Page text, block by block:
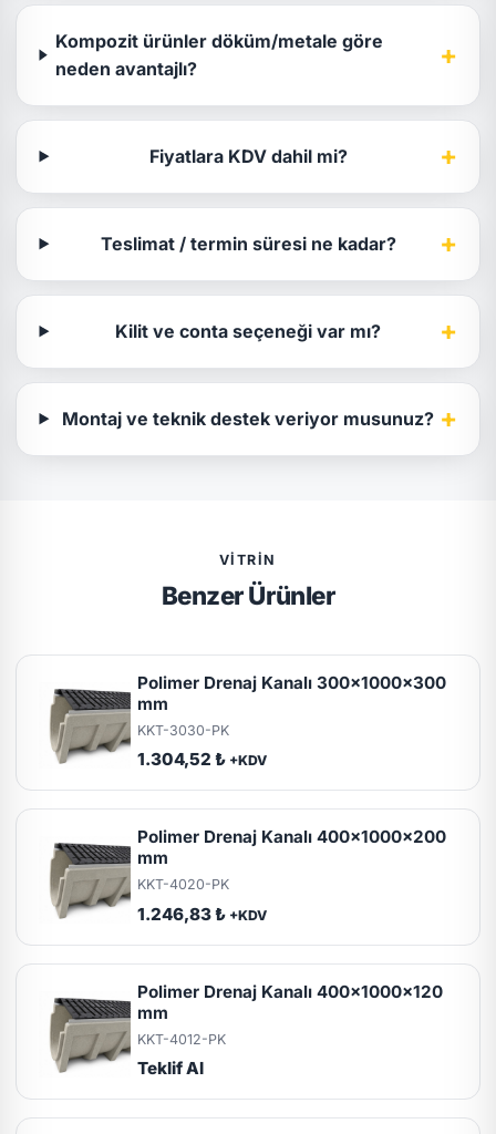
Kompozit ürünler döküm/metale göre
neden avantajlı?
+
Fiyatlara KDV dahil mi? +
Teslimat / termin süresi ne kadar? +
Kilit ve conta seçeneği var mı? +
Montaj ve teknik destek veriyor musunuz? +
VITRIN
Benzer Ürünler
Polimer Drenaj Kanalı 300x1000x300
mm
KKT-3030-PK
1.304,52 ₺ +KDV
Polimer Drenaj Kanalı 400x1000x200
mm
KKT-4020-PK
1.246,83 ₺ +KDV
Polimer Drenaj Kanalı 400x1000x120
mm
KKT-4012-PK
Teklif Al